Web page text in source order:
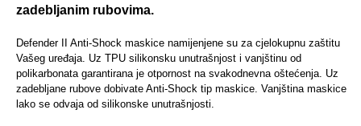
zadebljanim rubovima.
Defender II Anti-Shock maskice namijenjene su za cjelokupnu zaštitu
Vašeg uređaja. Uz TPU silikonsku unutrašnjost i vanjštinu od
polikarbonata garantirana je otpornost na svakodnevna oštećenja. Uz
zadebljane rubove dobivate Anti-Shock tip maskice. Vanjština maskice
lako se odvaja od silikonske unutrašnjosti.
Sleng Feel Good
Univerzalne futrole i
maskice
Preklopne maskice